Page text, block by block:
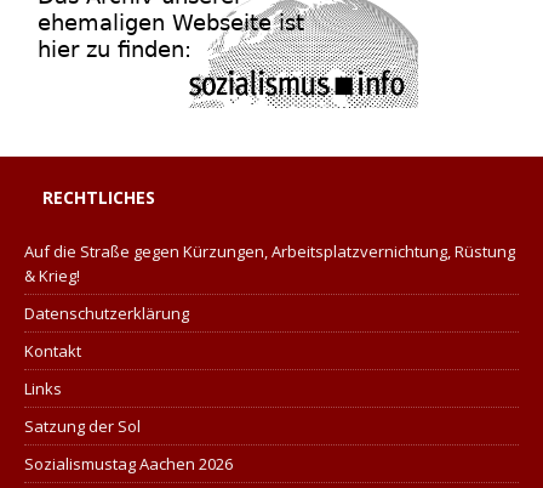
RECHTLICHES
Auf die Straße gegen Kürzungen, Arbeitsplatzvernichtung, Rüstung
& Krieg!
Datenschutzerklärung
Kontakt
Links
Satzung der Sol
Sozialismustag Aachen 2026